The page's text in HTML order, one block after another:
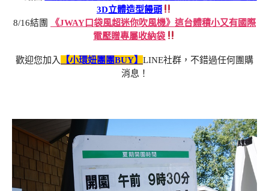
3D立體造型饅頭
8/16結團
《JWAY口袋風超迷你吹風機》這台體積小又有國際
電壓贈專屬收納袋
歡迎您加入 【小環妞團團BUY】 LINE社群，不錯過任何團購
消息！